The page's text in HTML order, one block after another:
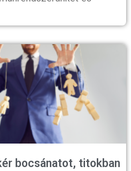
bocsánatot, titokban